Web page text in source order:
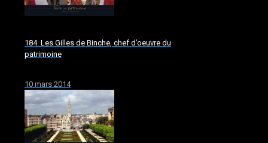
184. Les Gilles de Binche, chef d’oeuvre du
patrimoine
10 mars 2014